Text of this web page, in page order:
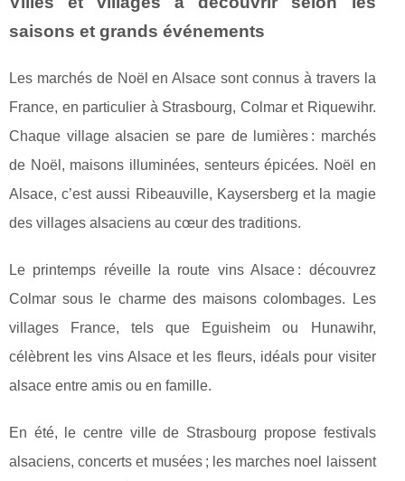
saisons et grands événements
Les marchés de Noël en Alsace sont connus à travers la
France, en particulier à Strasbourg, Colmar et Riquewihr.
Chaque village alsacien se pare de lumières : marchés
de Noël, maisons illuminées, senteurs épicées. Noël en
Alsace, c’est aussi Ribeauville, Kaysersberg et la magie
des villages alsaciens au cœur des traditions.
Le printemps réveille la route vins Alsace : découvrez
Colmar sous le charme des maisons colombages. Les
villages France, tels que Eguisheim ou Hunawihr,
célèbrent les vins Alsace et les fleurs, idéals pour visiter
alsace entre amis ou en famille.
En été, le centre ville de Strasbourg propose festivals
alsaciens, concerts et musées ; les marches noel laissent